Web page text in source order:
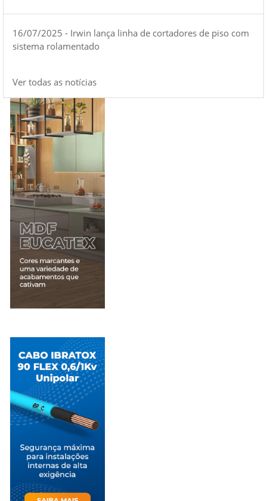
16/07/2025 - Irwin lança linha de cortadores de piso com
sistema rolamentado
Ver todas as notícias